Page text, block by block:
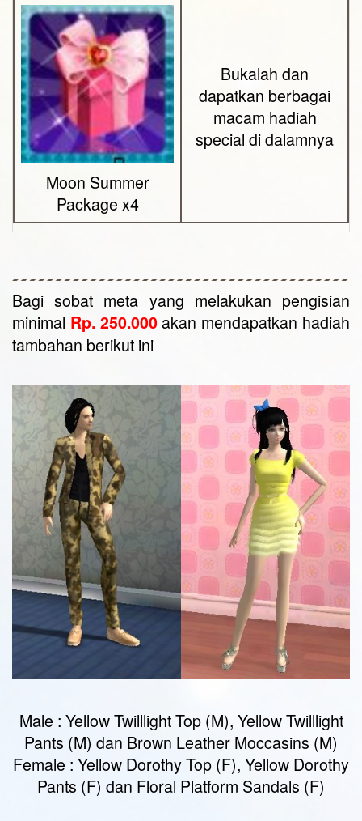
Moon Summer
Package x4
Bukalah dan
dapatkan berbagai
macam hadiah
special di dalamnya
Bagi sobat meta yang melakukan pengisian
minimal Rp. 250.000akan mendapatkan hadiah
tambahan berikut ini
Male : Yellow Twilllight Top (M), Yellow Twilllight
Pants (M) dan Brown Leather Moccasins (M)
Female : Yellow Dorothy Top (F), Yellow Dorothy
Pants (F) dan Floral Platform Sandals (F)